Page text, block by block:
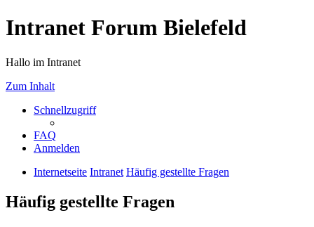
Intranet Forum Bielefeld
Hallo im Intranet
Zum Inhalt
Schnellzugriff
FAQ
Anmelden
Internetseite Intranet Häufig gestellte Fragen
Häufig gestellte Fragen